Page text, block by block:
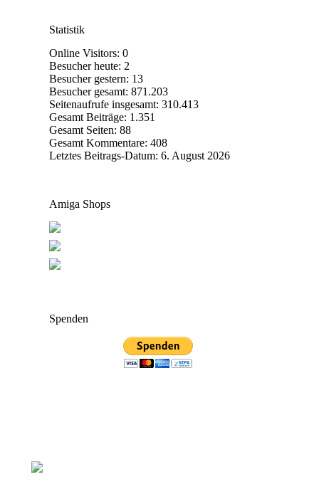
Statistik
Online Visitors: 0
Besucher heute: 2
Besucher gestern: 13
Besucher gesamt: 871.203
Seitenaufrufe insgesamt: 310.413
Gesamt Beiträge: 1.351
Gesamt Seiten: 88
Gesamt Kommentare: 408
Letztes Beitrags-Datum: 6. August 2026
Amiga Shops
Spenden